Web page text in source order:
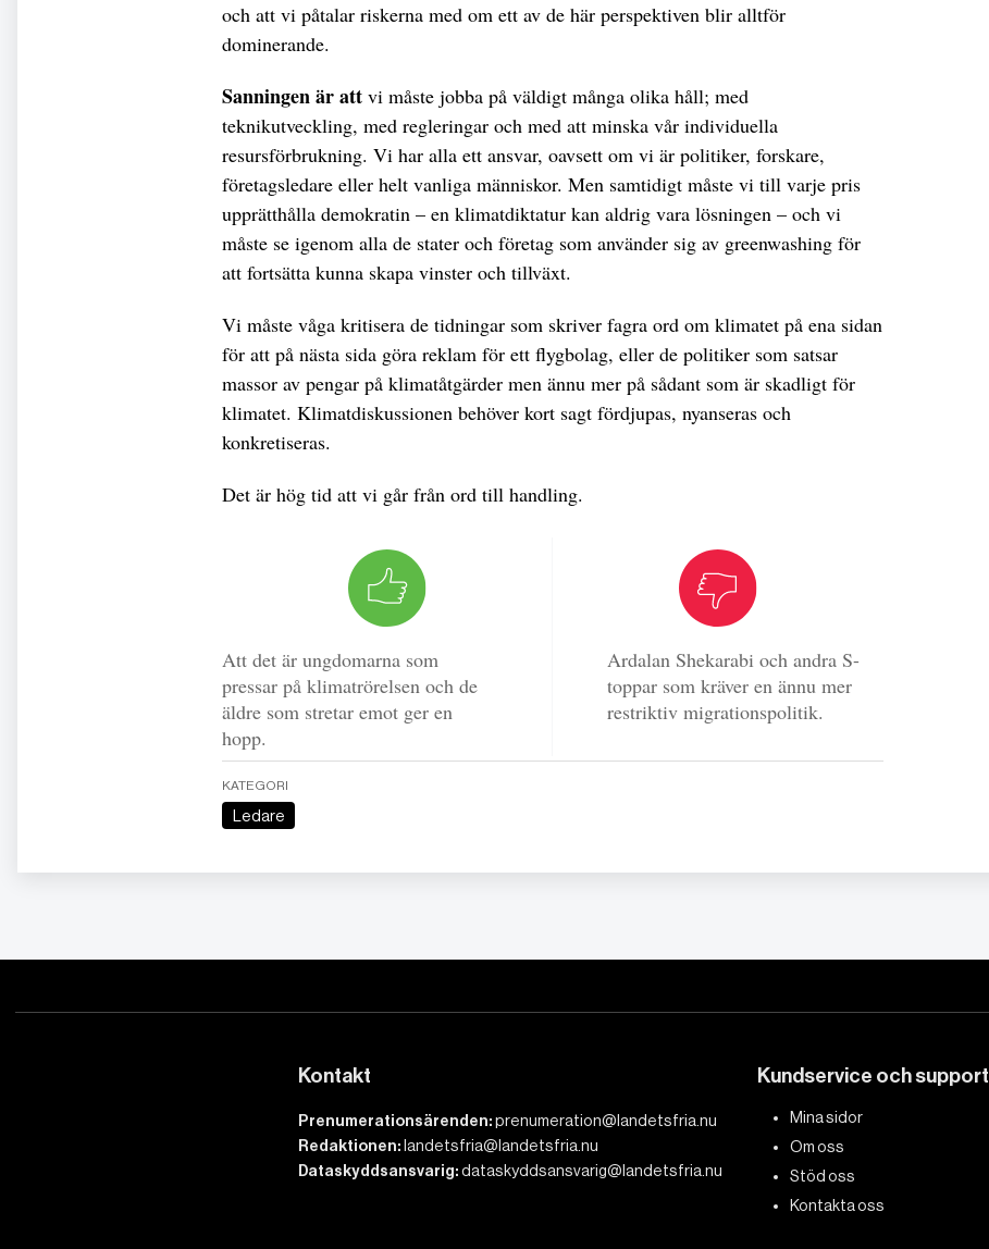
och att vi påtalar riskerna med om ett av de här perspektiven blir alltför
dominerande.
Sanningen är att vi måste jobba på väldigt många olika håll; med
teknikutveckling, med regleringar och med att minska vår individuella
resursförbrukning. Vi har alla ett ansvar, oavsett om vi är politiker, forskare,
företagsledare eller helt vanliga människor. Men samtidigt måste vi till varje pris
upprätthålla demokratin – en klimatdiktatur kan aldrig vara lösningen – och vi
måste se igenom alla de stater och företag som använder sig av greenwashing för
att fortsätta kunna skapa vinster och tillväxt.
Vi måste våga kritisera de tidningar som skriver fagra ord om klimatet på ena sidan
för att på nästa sida göra reklam för ett flygbolag, eller de politiker som satsar
massor av pengar på klimatåtgärder men ännu mer på sådant som är skadligt för
klimatet. Klimatdiskussionen behöver kort sagt fördjupas, nyanseras och
konkretiseras.
Det är hög tid att vi går från ord till handling.
Att det är ungdomarna som
pressar på klimatrörelsen och de
äldre som stretar emot ger en
hopp.
Ardalan Shekarabi och andra S-
toppar som kräver en ännu mer
restriktiv migrationspolitik.
KATEGORI
Ledare
Kontakt
Prenumerationsärenden:prenumeration@landetsfria.nu
Redaktionen: landetsfria@landetsfria.nu
Dataskyddsansvarig:dataskyddsansvarig@landetsfria.nu
Kundservice och support
Mina sidor
Om oss
Stöd oss
Kontakta oss